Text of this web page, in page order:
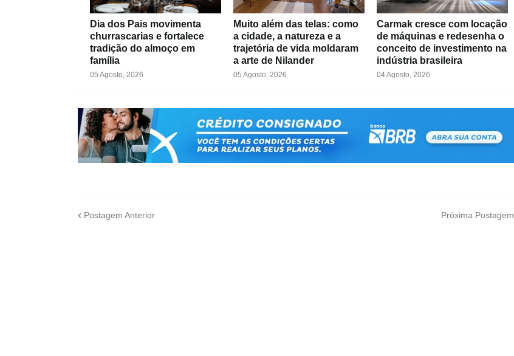
Dia dos Pais movimenta
churrascarias e fortalece
tradição do almoço em
família
05 Agosto, 2026
Muito além das telas: como
a cidade, a natureza e a
trajetória de vida moldaram
a arte de Nilander
05 Agosto, 2026
Carmak cresce com locação
de máquinas e redesenha o
conceito de investimento na
indústria brasileira
04 Agosto, 2026
Postagem Anterior Próxima Postagem